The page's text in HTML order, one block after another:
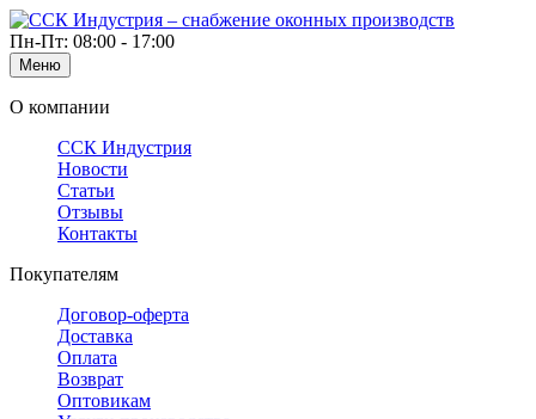
Пн-Пт: 08:00 - 17:00
Меню
О компании
ССК Индустрия
Новости
Статьи
Отзывы
Контакты
Покупателям
Договор-оферта
Доставка
Оплата
Возврат
Оптовикам